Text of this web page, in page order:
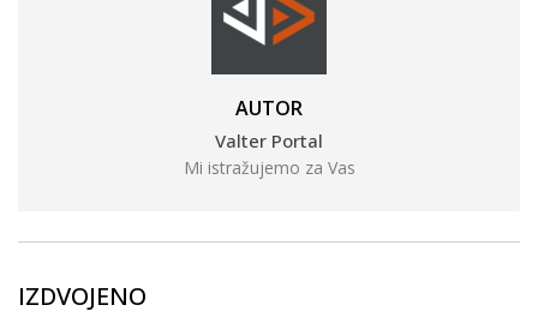
AUTOR
Valter Portal
Mi istražujemo za Vas
IZDVOJENO